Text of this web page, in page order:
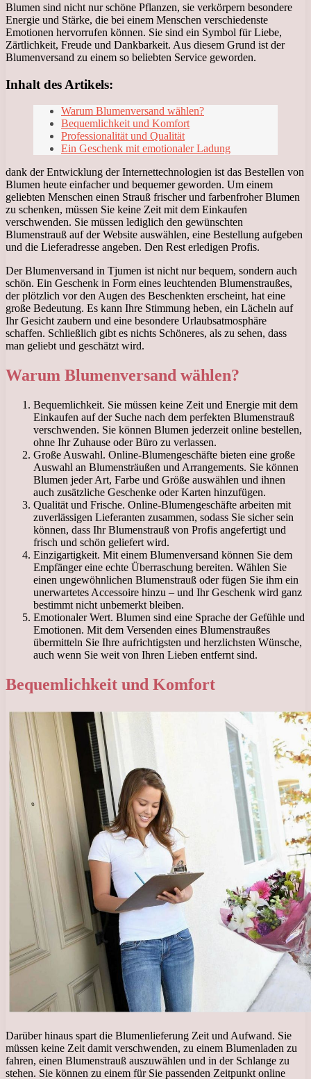
Blumen sind nicht nur schöne Pflanzen, sie verkörpern besondere
Energie und Stärke, die bei einem Menschen verschiedenste
Emotionen hervorrufen können. Sie sind ein Symbol für Liebe,
Zärtlichkeit, Freude und Dankbarkeit. Aus diesem Grund ist der
Blumenversand zu einem so beliebten Service geworden.
Inhalt des Artikels:
Warum Blumenversand wählen?
Bequemlichkeit und Komfort
Professionalität und Qualität
Ein Geschenk mit emotionaler Ladung
dank der Entwicklung der Internettechnologien ist das Bestellen von
Blumen heute einfacher und bequemer geworden. Um einem
geliebten Menschen einen Strauß frischer und farbenfroher Blumen
zu schenken, müssen Sie keine Zeit mit dem Einkaufen
verschwenden. Sie müssen lediglich den gewünschten
Blumenstrauß auf der Website auswählen, eine Bestellung aufgeben
und die Lieferadresse angeben. Den Rest erledigen Profis.
Der Blumenversand in Tjumen ist nicht nur bequem, sondern auch
schön. Ein Geschenk in Form eines leuchtenden Blumenstraußes,
der plötzlich vor den Augen des Beschenkten erscheint, hat eine
große Bedeutung. Es kann Ihre Stimmung heben, ein Lächeln auf
Ihr Gesicht zaubern und eine besondere Urlaubsatmosphäre
schaffen. Schließlich gibt es nichts Schöneres, als zu sehen, dass
man geliebt und geschätzt wird.
Warum Blumenversand wählen?
Bequemlichkeit. Sie müssen keine Zeit und Energie mit dem
Einkaufen auf der Suche nach dem perfekten Blumenstrauß
verschwenden. Sie können Blumen jederzeit online bestellen,
ohne Ihr Zuhause oder Büro zu verlassen.
Große Auswahl. Online-Blumengeschäfte bieten eine große
Auswahl an Blumensträußen und Arrangements. Sie können
Blumen jeder Art, Farbe und Größe auswählen und ihnen
auch zusätzliche Geschenke oder Karten hinzufügen.
Qualität und Frische. Online-Blumengeschäfte arbeiten mit
zuverlässigen Lieferanten zusammen, sodass Sie sicher sein
können, dass Ihr Blumenstrauß von Profis angefertigt und
frisch und schön geliefert wird.
Einzigartigkeit. Mit einem Blumenversand können Sie dem
Empfänger eine echte Überraschung bereiten. Wählen Sie
einen ungewöhnlichen Blumenstrauß oder fügen Sie ihm ein
unerwartetes Accessoire hinzu – und Ihr Geschenk wird ganz
bestimmt nicht unbemerkt bleiben.
Emotionaler Wert. Blumen sind eine Sprache der Gefühle und
Emotionen. Mit dem Versenden eines Blumenstraußes
übermitteln Sie Ihre aufrichtigsten und herzlichsten Wünsche,
auch wenn Sie weit von Ihren Lieben entfernt sind.
Bequemlichkeit und Komfort
Darüber hinaus spart die Blumenlieferung Zeit und Aufwand. Sie
müssen keine Zeit damit verschwenden, zu einem Blumenladen zu
fahren, einen Blumenstrauß auszuwählen und in der Schlange zu
stehen. Sie können zu einem für Sie passenden Zeitpunkt online